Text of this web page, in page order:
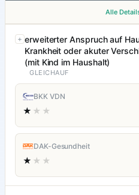
Alle
erweiterter Anspruch auf
Krankheit oder akuter
(mit Kind im Haushalt)
GLEICHAUF
BKK VDN
★ ★★
DAK-Gesundheit
★ ★★